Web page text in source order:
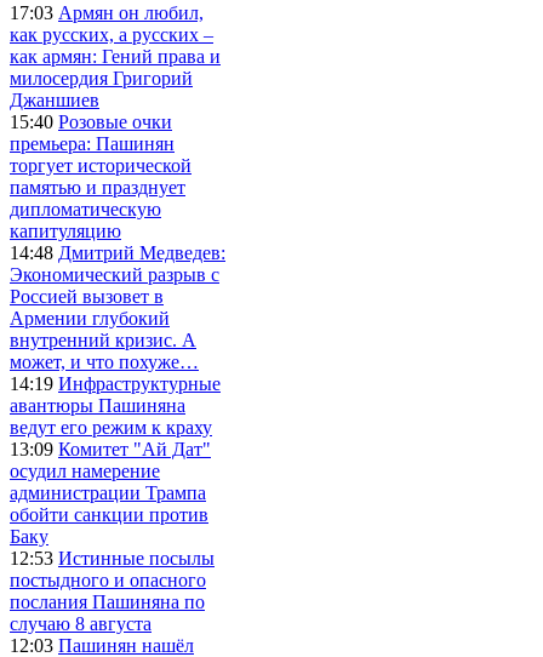
17:03 Армян он любил,
как русских, а русских –
как армян: Гений права и
милосердия Григорий
Джаншиев
15:40 Розовые очки
премьера: Пашинян
торгует исторической
памятью и празднует
дипломатическую
капитуляцию
14:48 Дмитрий Медведев:
Экономический разрыв с
Россией вызовет в
Армении глубокий
внутренний кризис. А
может, и что похуже…
14:19 Инфраструктурные
авантюры Пашиняна
ведут его режим к краху
13:09 Комитет "Ай Дат"
осудил намерение
администрации Трампа
обойти санкции против
Баку
12:53 Истинные посылы
постыдного и опасного
послания Пашиняна по
случаю 8 августа
12:03 Пашинян нашёл